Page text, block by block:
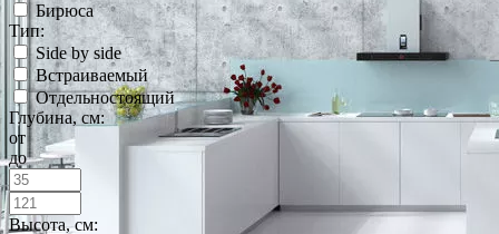
Бирюса
Тип:
Side by side
Встраиваемый
Отдельностоящий
Глубина, см:
от
до
Высота, см: